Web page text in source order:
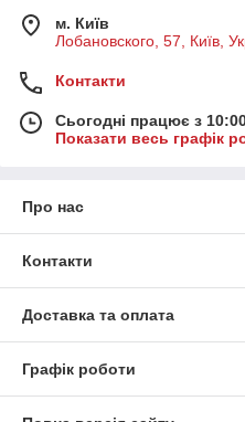
м. Київ
Лобановского, 57, Київ,
Контакти
Сьогодні працює з
Показати весь графік
Про нас
Контакти
Доставка та оплата
Графік роботи